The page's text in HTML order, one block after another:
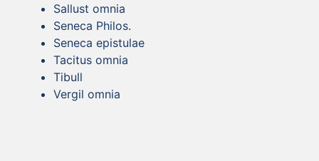
Sallust omnia
Seneca Philos.
Seneca epistulae
Tacitus omnia
Tibull
Vergil omnia